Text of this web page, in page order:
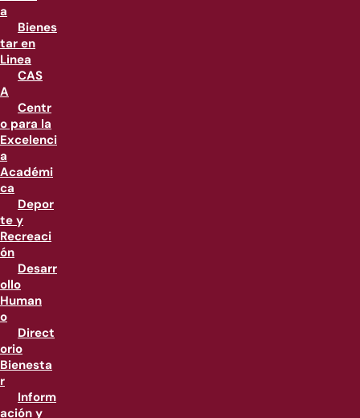
a
Bienes
tar en
Linea
CAS
A
Centr
o para la
Excelenci
a
Académi
ca
Depor
te y
Recreaci
ón
Desarr
ollo
Human
o
Direct
orio
Bienesta
r
Inform
ación y